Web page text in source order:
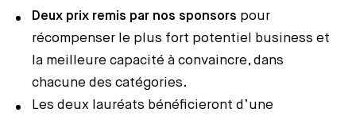
Deux prix remis par nos sponsors pour
récompenser le plus fort potentiel business et
la meilleure capacité à convaincre, dans
chacune des catégories.
Les deux lauréats bénéficieront d’une